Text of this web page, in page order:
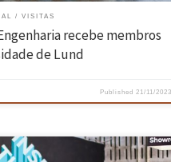
VISITAS
recebe membros
de Lund
Published 21/11/2023